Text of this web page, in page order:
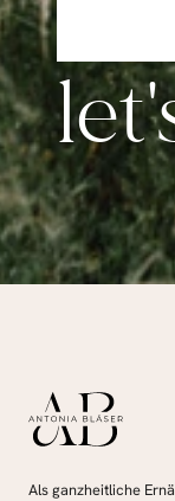
Als ganzheitliche